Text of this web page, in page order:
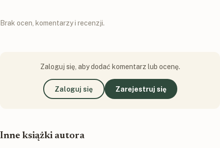
Brak ocen, komentarzy i recenzji.
Zaloguj się, aby dodać komentarz lub ocenę.
Zaloguj się Zarejestruj się
Inne książki autora